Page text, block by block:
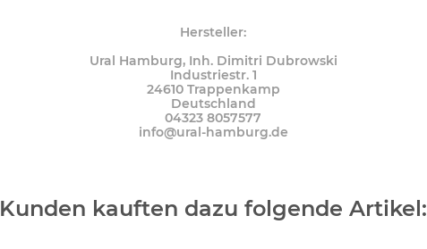
Hersteller:
Ural Hamburg, Inh. Dimitri Dubrowski
Industriestr. 1
24610 Trappenkamp
Deutschland
04323 8057577
info@ural-hamburg.de
Kunden kauften dazu folgende Artikel: